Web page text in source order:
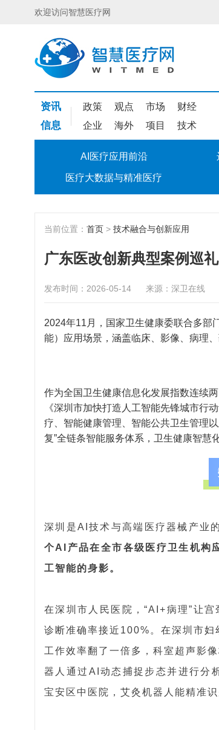
欢迎访问智慧医疗网
资讯 政策 观点 市场 财经
信息 企业 海外 项目 技术
AI医疗应用前沿
医疗大数据与精准医疗
当前位置： 首页 > 技术融合与创新应用
广东医改创新典型案例巡
发布时间：2026-05-14 来源：深卫在线
2024年11月，国家卫生健康委联合多部
能）应用场景，涵盖临床、影像、病理
作为全国卫生健康信息化发展指数连续
《深圳市加快打造人工智能先锋城市行
疗、智能健康管理、智能公共卫生管理
复”全链条智能服务体系，卫生健康智慧
深圳是AI技术与高端医疗器械产业
个AI产品在全市各级医疗卫生机构
工智能的身影。
在深圳市人民医院，“AI+病理”让
诊断准确率接近100%。在深圳市
工作效率翻了一倍多，科室超声影
器人通过AI动态捕捉步态并进行分
宝安区中医院，艾灸机器人能精准